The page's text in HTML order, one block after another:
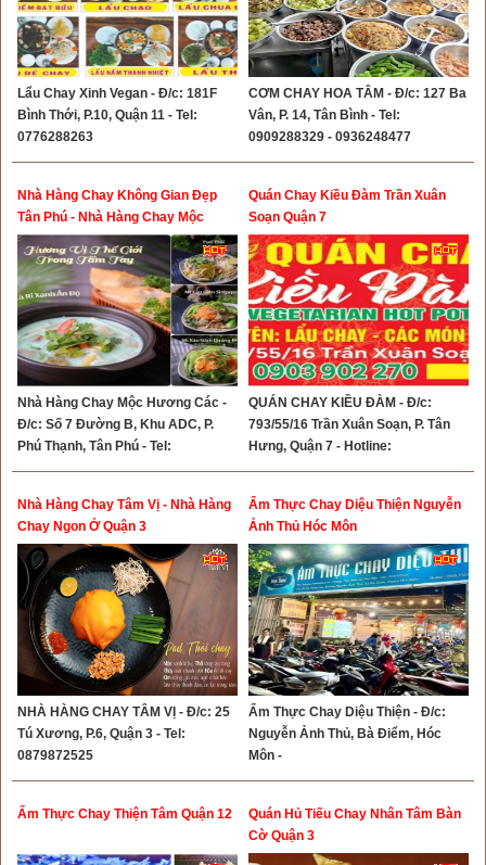
Lẩu Chay Xinh Vegan - Đ/c: 181F
Bình Thới, P.10, Quận 11 - Tel:
0776288263
CƠM CHAY HOA TÂM - Đ/c: 127 Ba
Vân, P. 14, Tân Bình - Tel:
0909288329 - 0936248477
Nhà Hàng Chay Không Gian Đẹp
Tân Phú - Nhà Hàng Chay Mộc
Hương Các Tân Phú
Nhà Hàng Chay Mộc Hương Các -
Đ/c: Số 7 Đường B, Khu ADC, P.
Phú Thạnh, Tân Phú - Tel:
0908239996
Quán Chay Kiều Đàm Trần Xuân
Soạn Quận 7
QUÁN CHAY KIỀU ĐÀM - Đ/c:
793/55/16 Trần Xuân Soạn, P. Tân
Hưng, Quận 7 - Hotline:
0903902270
Nhà Hàng Chay Tâm Vị - Nhà Hàng
Chay Ngon Ở Quận 3
NHÀ HÀNG CHAY TÂM VỊ - Đ/c: 25
Tú Xương, P.6, Quận 3 - Tel:
0879872525
Ẩm Thực Chay Diệu Thiện Nguyễn
Ảnh Thủ Hóc Môn
Ẩm Thực Chay Diệu Thiện - Đ/c:
Nguyễn Ảnh Thủ, Bà Điểm, Hóc
Môn -
Ẩm Thực Chay Thiện Tâm Quận 12
Quán Hủ Tiếu Chay Nhân Tâm Bàn
Cờ Quận 3